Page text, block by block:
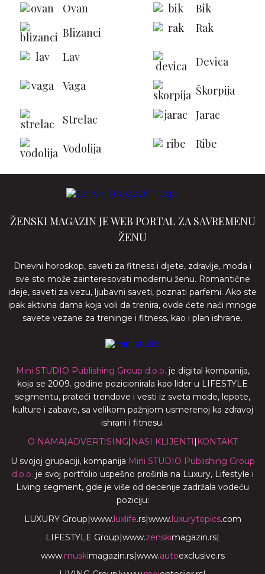
Ovan
Bik
Blizanci
Rak
Lav
Devica
Vaga
Škorpija
Strelac Jarac
Vodolija Ribe
ŽENSKI MAGAZIN JE WEB PORTAL ZA SAVREMENU
ŽENU
Dnevni horoskop, saveti za fitness i dijete, zdravlje, moda i
sve sto može zainteresovati modernu ženu. Romantične
ideje, saveti za vezu, ljubavni saveti, poznati parfemi. Ako ste
ipak aktivna dama koja voli da trenira, ovde ćete naći mnoge
savete vezane za treninge i fitness, kao i plan ishrane.
Mini STUDIO Publishing Group d.o.o. je digital kompanija,
koja se 2009. godine pozicionirala kao lider u LIFESTYLE
segmentu, prateći trendove i vesti iz sveta mode, lepote,
kulture i zabave, sa velikom pažnjom usmerenoj ka zdravoj
ishrani i fitnesu.
O NAMA|ADVERTISING| NASI KLIJENTI | KONTAKT
U svojoj grupaciji, kompanija Mini STUDIO Publishing Group
d.o.o. je svoj portfolio uspešno proširila na Luxury, Lifestyle i
Living segment, gde je više od decenije zadržala vodeću
poziciju:
LUXURY Group|www.luxlife.rs|www.luxurytopics.com
LIFESTYLE Group|www.zenskimagazin.rs|
www.muskimagazin.rs|www.autoexclusive.rs